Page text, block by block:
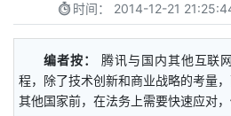
时间： 2014-12-21
编者按：
腾讯与国内其他互联
程，除了技术创新和商业战略的考量
其他国家前，在法务上需要快速应对，